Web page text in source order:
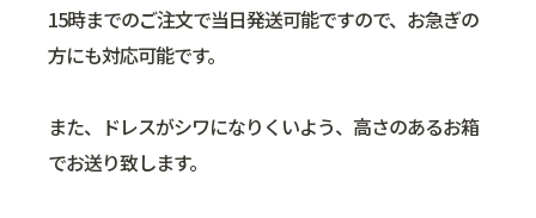
15時までのご注文で当日発送可能ですので、お急ぎの
方にも対応可能です。
また、ドレスがシワになりくいよう、高さのあるお箱
でお送り致します。